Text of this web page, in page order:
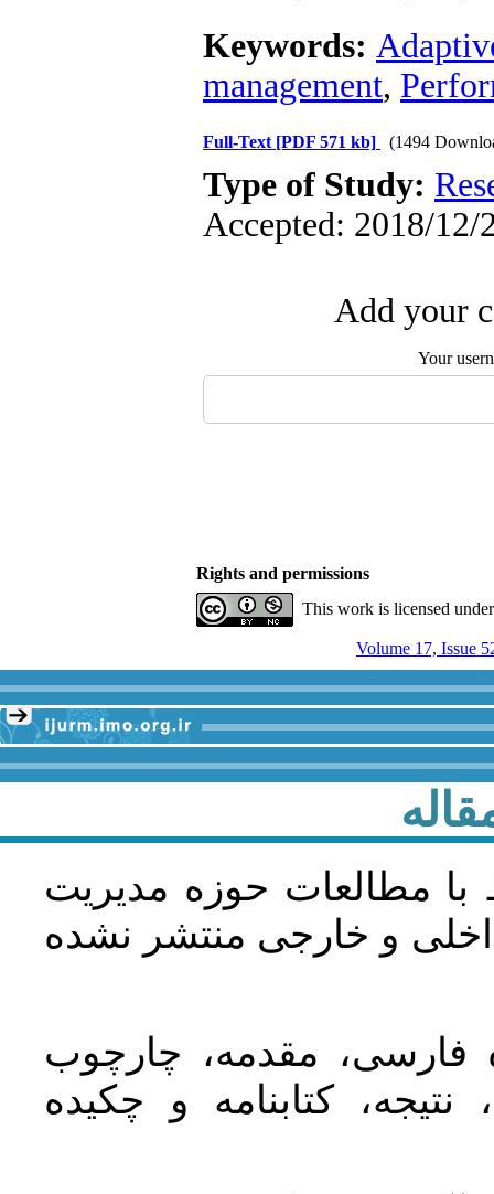
Keywords:
management,
Full-Text [PDF 571 kb] (1494
Type of Study:
Accepted: 2018/12/
Add your
Your
Rights and permissions
This work is licensed
Volume 17, Issue
با مطالعات حوزه مديريت
و خارجی منتشر نشده
فارسی، مقدمه، چارچوب
کتابنامه و چکیده